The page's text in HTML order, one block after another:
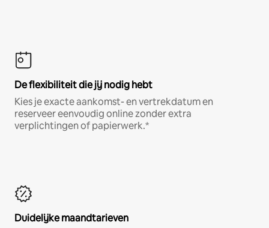
De flexibiliteit die jij nodig hebt
Kies je exacte aankomst- en vertrekdatum en
reserveer eenvoudig online zonder extra
verplichtingen of papierwerk.*
Duidelijke maandtarieven